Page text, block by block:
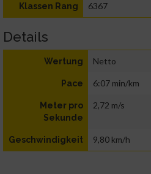
Klassen Rang 6367
Details
Wertung Netto
Pace 6:07 min/km
Meter pro
Sekunde
2,72 m/s
Geschwindigkeit 9,80 km/h